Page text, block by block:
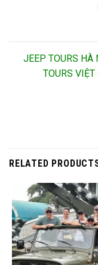
JEEP TOURS HÀ
TOURS
RELATED